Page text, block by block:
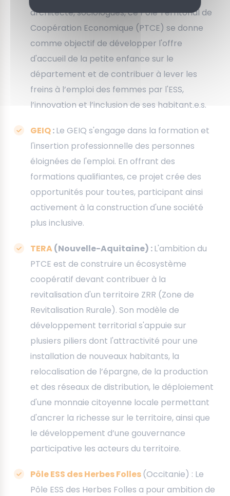
architecte, sociologues, ce Pôle Territorial de
Coopération Economique (PTCE) se donne
comme objectif de développer l'offre
d'accueil de la petite enfance sur le
département et de contribuer à lever les
freins à l’emploi des femmes par l'ESS,
l’innovation et l’inclusion de ses habitant.e.s.
GEIQ:Le GEIQ s'engage dans la formation et
l'insertion professionnelle des personnes
éloignées de l'emploi. En offrant des
formations qualifiantes, ce projet crée des
opportunités pour tou·tes, participant ainsi
activement à la construction d'une société
plus inclusive.
TERA(Nouvelle-Aquitaine) :L'ambition du
PTCE est de construire un écosystème
coopératif devant contribuer à la
revitalisation d'un territoire ZRR (Zone de
Revitalisation Rurale). Son modèle de
développement territorial s'appuie sur
plusiers piliers dont l'attractivité pour une
installation de nouveaux habitants, la
relocalisation de l’épargne, de la production
et des réseaux de distribution, le déploiement
d'une monnaie citoyenne locale permettant
d'ancrer la richesse sur le territoire, ainsi que
le développement d’une gouvernance
participative les acteurs du territoire.
Pôle ESS des Herbes Folles(Occitanie) : Le
Pôle ESS des Herbes Folles a pour ambition de